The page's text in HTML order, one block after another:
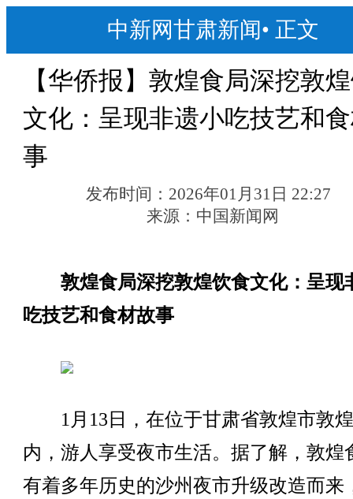
中新网甘肃新闻• 正文
【华侨报】敦煌食局深挖敦
文化：呈现非遗小吃技艺和
事
发布时间： 2026年01月31日 22:27
来源： 中国新闻网
敦煌食局深挖敦煌饮食文化：呈现
吃技艺和食材故事
1月13日，在位于甘肃省敦煌市敦
内，游人享受夜市生活。据了解，敦煌
有着多年历史的沙州夜市升级改造而来